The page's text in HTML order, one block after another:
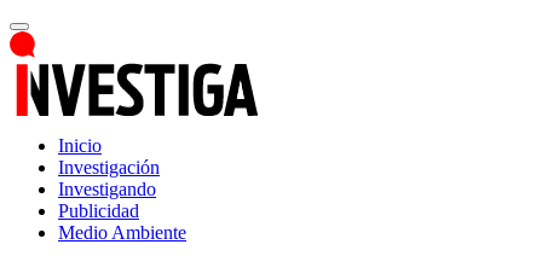
Inicio
Investigación
Investigando
Publicidad
Medio Ambiente